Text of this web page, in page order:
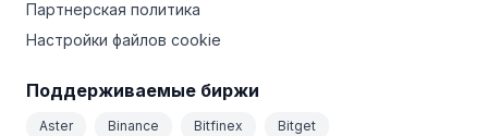
Партнерская политика
Настройки файлов cookie
Поддерживаемые биржи
Aster Binance Bitfinex Bitget